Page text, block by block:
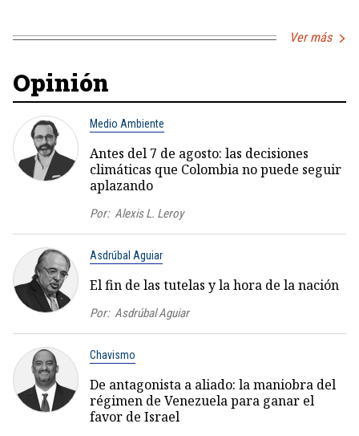
Ver más
Opinión
Medio Ambiente
Antes del 7 de agosto: las decisiones
climáticas que Colombia no puede seguir
aplazando
Por: Alexis L. Leroy
Asdrúbal Aguiar
El fin de las tutelas y la hora de la nación
Por: Asdrúbal Aguiar
Chavismo
De antagonista a aliado: la maniobra del
régimen de Venezuela para ganar el
favor de Israel